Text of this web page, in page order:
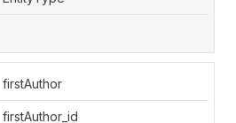
firstAuthor
firstAuthor_id